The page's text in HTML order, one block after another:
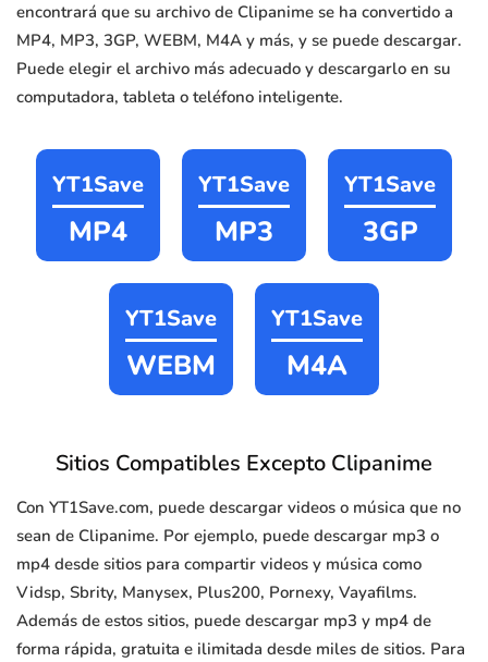
encontrará que su archivo de Clipanime se ha convertido a
MP4, MP3, 3GP, WEBM, M4A y más, y se puede descargar.
Puede elegir el archivo más adecuado y descargarlo en su
computadora, tableta o teléfono inteligente.
YT1Save
MP4
YT1Save
MP3
YT1Save
3GP
YT1Save
WEBM
YT1Save
M4A
Sitios Compatibles Excepto Clipanime
Con YT1Save.com, puede descargar videos o música que no
sean de Clipanime. Por ejemplo, puede descargar mp3 o
mp4 desde sitios para compartir videos y música como
Vidsp, Sbrity, Manysex, Plus200, Pornexy, Vayafilms.
Además de estos sitios, puede descargar mp3 y mp4 de
forma rápida, gratuita e ilimitada desde miles de sitios. Para